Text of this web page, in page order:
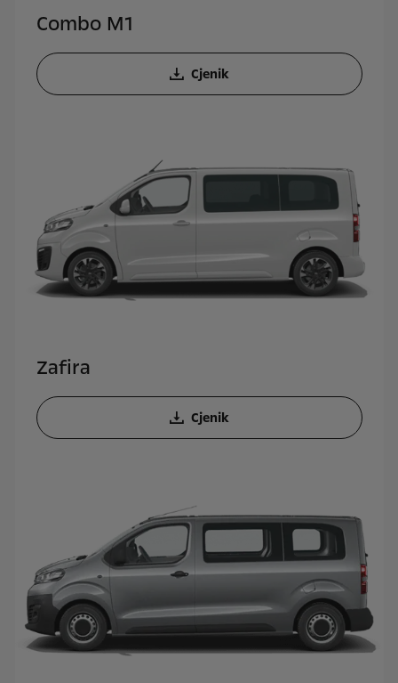
Combo M1
Cjenik
Zafira
Cjenik